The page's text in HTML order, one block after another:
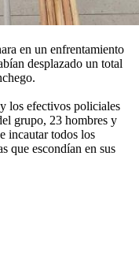
en un enfrentamiento
desplazado un total
los efectivos policiales
grupo, 23 hombres y
incautar todos los
que escondían en sus